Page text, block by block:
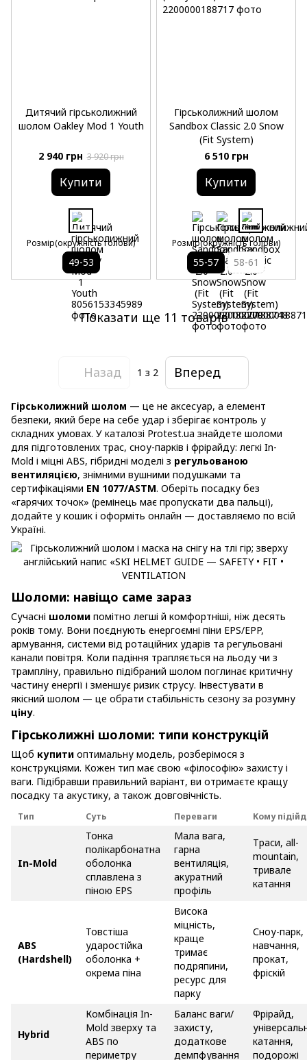
Дитячий гірськолижний
шолом Oakley Mod 1 Youth
2 940 грн 3 920 грн
Купити
Розмір(окружність голови)
49-53
Гірськолижний шолом
Sandbox Classic 2.0 Snow
(Fit System)
6 510 грн
Купити
Розмір(окружність голови)
55-57 58-61
Показати ще 11 товарів
Назад 1 з 2 Вперед
Гірськолижний шолом — це не аксесуар, а елемент
безпеки, який бере на себе удар і зберігає контроль у
складних умовах. У каталозі Protest.ua знайдете шоломи
для підготовлених трас, сноу-парків і фрірайду: легкі In-
Mold і міцні ABS, гібридні моделі з регульованою
вентиляцією, знімними вушними подушками та
сертифікаціями EN 1077/ASTM. Оберіть посадку без
«гарячих точок» (ремінець має пропускати два пальці),
додайте у кошик і оформіть онлайн — доставляємо по всій
Україні.
Шоломи: навіщо саме зараз
Сучасні шоломи помітно легші й комфортніші, ніж десять
років тому. Вони поєднують енергоємні піни EPS/EPP,
армування, системи від ротаційних ударів та регульовані
канали повітря. Коли падіння трапляється на льоду чи з
трампліну, правильно підібраний шолом поглинає критичну
частину енергії і зменшує ризик струсу. Інвестувати в
якісний шолом — це обрати стабільність сезону за розумну
ціну.
Гірськолижні шоломи: типи конструкцій
Щоб купити оптимальну модель, розберімося з
конструкціями. Кожен тип має свою «філософію» захисту і
ваги. Підібравши правильний варіант, ви отримаєте кращу
посадку та акустику, а також довговічність.
Тип Суть Переваги Кому
In-Mold
Тонка
полікарбонатна
оболонка
сплавлена з
піною EPS
Мала вага,
гарна
вентиляція,
акуратний
профіль
Траси, all-
mountain,
тривале
катання
ABS
(Hardshell)
Товстіша
ударостійка
оболонка +
окрема піна
Висока
міцність,
краще
тримає
подряпини,
ресурс для
парку
Сноу-парк,
навчання,
прокат,
фріскій
Hybrid
Комбінація In-
Mold зверху та
ABS по
периметру
Баланс ваги/
захисту,
додаткове
демпфування
Фрірайд,
катання,
подорожі